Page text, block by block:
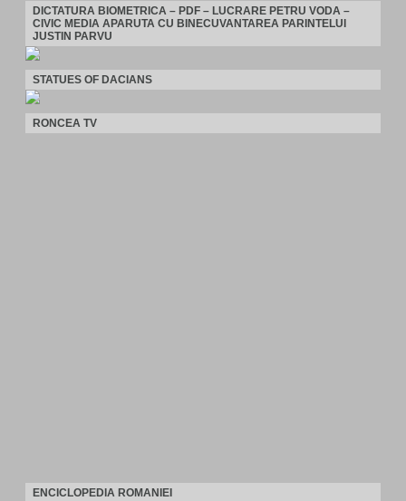
DICTATURA BIOMETRICA – PDF – LUCRARE PETRU VODA –
CIVIC MEDIA APARUTA CU BINECUVANTAREA PARINTELUI
JUSTIN PARVU
STATUES OF DACIANS
RONCEA TV
ENCICLOPEDIA ROMANIEI